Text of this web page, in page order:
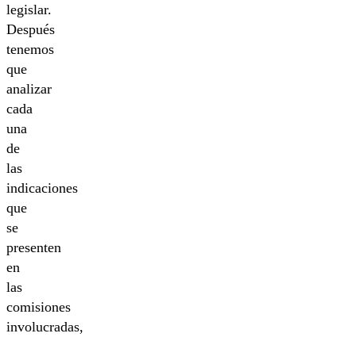
legislar.
Después
tenemos
que
analizar
cada
una
de
las
indicaciones
que
se
presenten
en
las
comisiones
involucradas,